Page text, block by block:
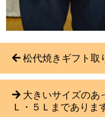
松代焼きギフト取
大きいサイズのあ
Ｌ・５Ｌまでありま